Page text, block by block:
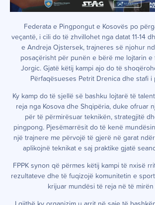
Federata e Pingpongut e Kosovës po
veçantë, i cili do të zhvillohet nga datat 11-14
e Andreja Ojstersek, trajneres së njohur
posaçërisht për punën e bërë me lojtarin e
Jorgic. Gjatë këtij kampi ajo do të
Përfaqësueses Petrit Drenica dhe stafi i
Ky kamp do të sjellë së bashku lojtarë të
reja nga Kosova dhe Shqipëria, duke ofruar
për të përmirësuar teknikën, strategjitë
pingpong. Pjesëmarrësit do të kenë
një trajnere me përvojë të gjerë në garat
aplikojnë teknikat e saj praktike gjatë
FPPK synon që përmes këtij kampi të nxisë
rezultateve dhe të fuqizojë komunitetin e
krijuar mundësi të reja në të